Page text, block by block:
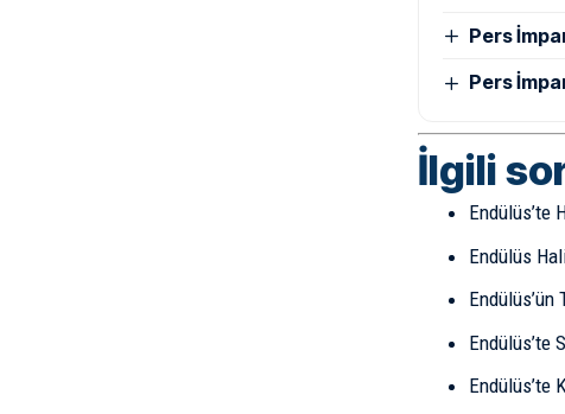
Pers
Pers
İlgili
Endülüs’te
Endülüs
Endülüs’te
Endülüs’te